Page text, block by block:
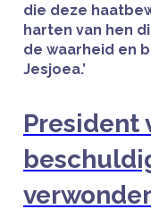
die deze
harten van hen
de waarheid en
Jesjoea.’
President